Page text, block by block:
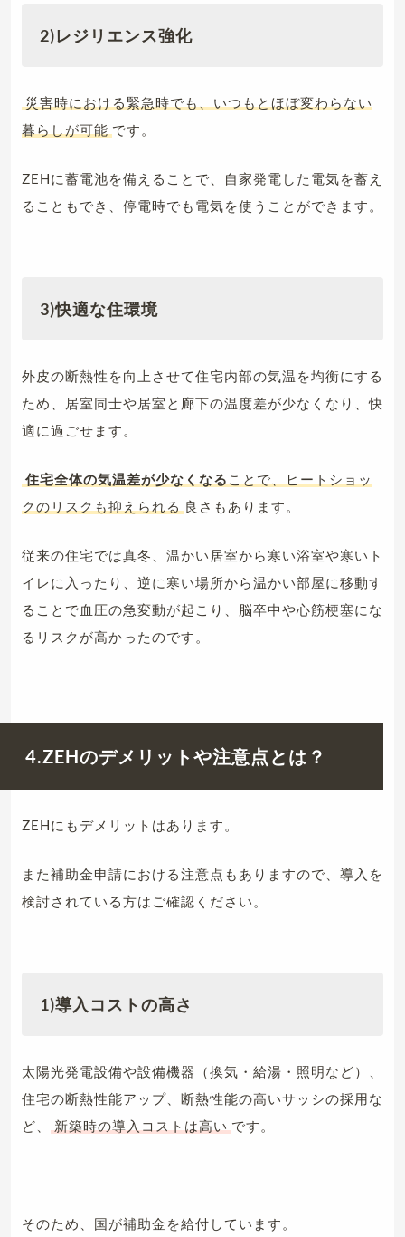
2)レジリエンス強化
災害時における緊急時でも、いつもとほぼ変わらない
暮らしが可能 です。
ZEHに蓄電池を備えることで、自家発電した電気を蓄え
ることもでき、停電時でも電気を使うことができます。
3)快適な住環境
外皮の断熱性を向上させて住宅内部の気温を均衡にする
ため、居室同士や居室と廊下の温度差が少なくなり、快
適に過ごせます。
住宅全体の気温差が少なくなる ことで、ヒートショッ
クのリスクも抑えられる 良さもあります。
従来の住宅では真冬、温かい居室から寒い浴室や寒いト
イレに入ったり、逆に寒い場所から温かい部屋に移動す
ることで血圧の急変動が起こり、脳卒中や心筋梗塞にな
るリスクが高かったのです。
4.ZEHのデメリットや注意点とは？
ZEHにもデメリットはあります。
また補助金申請における注意点もありますので、導入を
検討されている方はご確認ください。
1)導入コストの高さ
太陽光発電設備や設備機器（換気・給湯・照明など）、
住宅の断熱性能アップ、断熱性能の高いサッシの採用な
ど、
新築時の導入コストは高い です。
そのため、国が補助金を給付しています。